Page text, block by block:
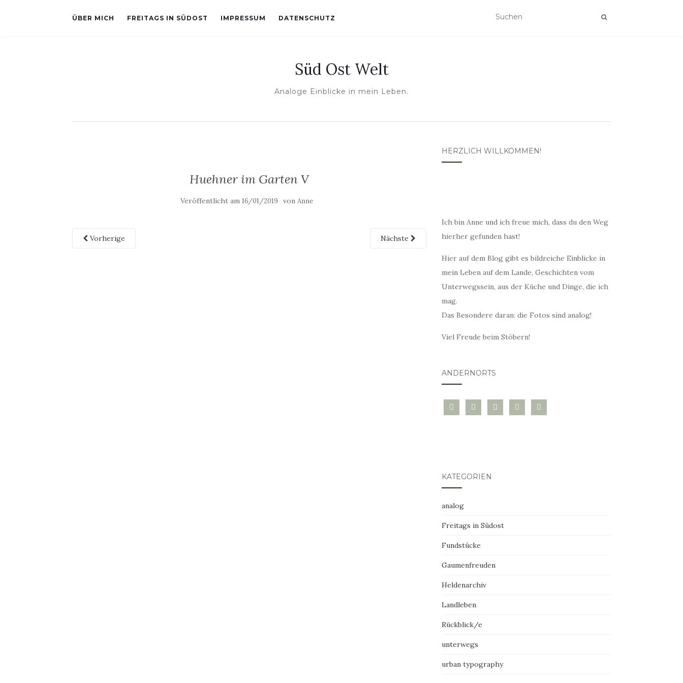
ÜBER MICH FREITAGS IN SÜDOST IMPRESSUM DATENSCHUTZ
Süd Ost Welt
Analoge Einblicke in mein Leben.
Huehner im Garten V
Veröffentlicht am 16/01/2019 von Anne
Vorherige Nächste
HERZLICH WILLKOMMEN!
Ich bin Anne und ich freue mich, dass du den Weg
hierher gefunden hast!
Hier auf dem Blog gibt es bildreiche Einblicke in
mein Leben auf dem Lande, Geschichten vom
Unterwegssein, aus der Küche und Dinge, die ich
mag.
Das Besondere daran: die Fotos sind analog!
Viel Freude beim Stöbern!
ANDERNORTS
bloglovininstagramtwitter pinterest
mail
KATEGORIEN
analog
Freitags in Südost
Fundstücke
Gaumenfreuden
Heldenarchiv
Landleben
Rückblick/e
unterwegs
urban typography